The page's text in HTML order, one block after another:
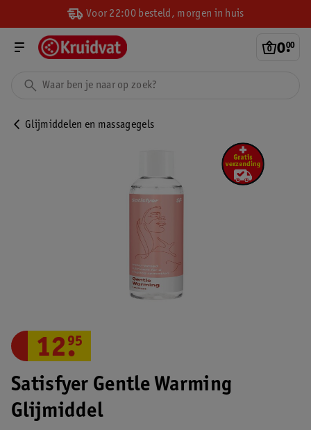
Voor 22:00 besteld, morgen in huis
0.
00
Glijmiddelen en massagegels
Satisfyer Gentle Warming
Glijmiddel
12.
95